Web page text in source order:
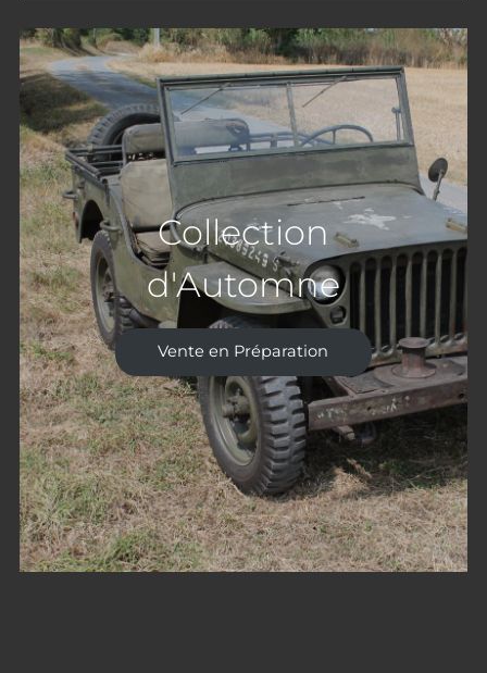
Collection
d'Automne
Vente en Préparation